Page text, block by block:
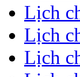
Lịch
Lịch
Lịch